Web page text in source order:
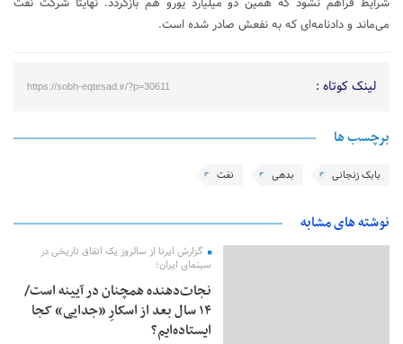
شرایط فراهم نشود که همین دو میلیارد یورو هم بازگردد. نهایتا شرکت نفت
می‌ماند و دادنامه‌ای که به نفعش صادر شده است.
لینک کوتاه : https://sobh-eqtesad.ir/?p=30611
برچسب ها
بابک زنجانی بدهی نفت
نوشته های مشابه
گزارش ایرنا از سالروز یک اتفاق تاریخی در
سینمای ایران؛
نجات‌دهنده‌ همچنان در آیینه است/
۱۴ سال بعد از اسکارِ «جدایی» کجا
ایستاده‌ایم؟